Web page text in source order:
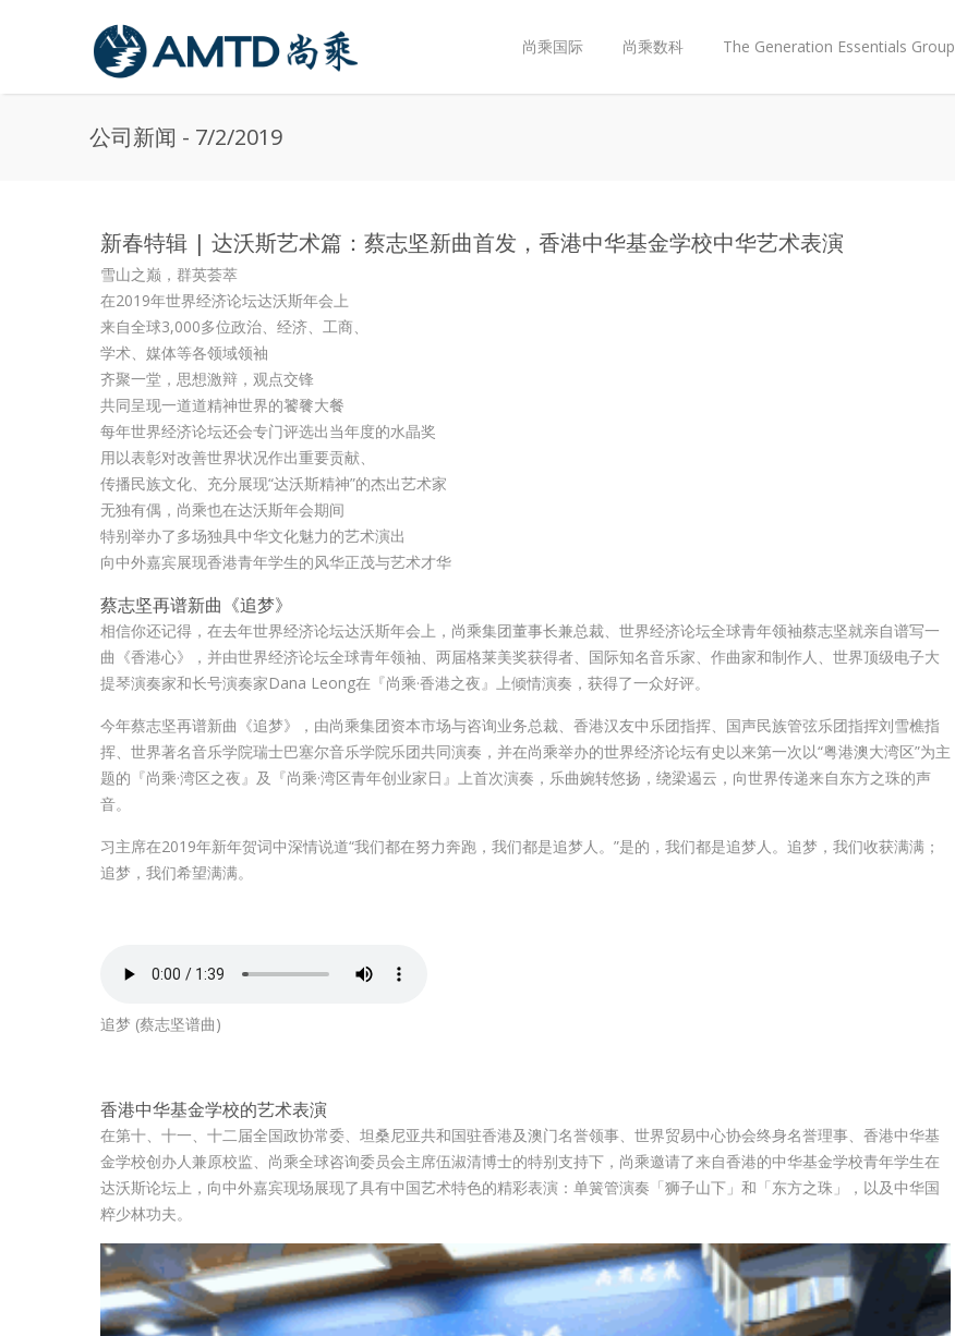
尚乘国际 尚乘数科 The Generation Essentials Group
公司新闻 - 7/2/2019
新春特辑 | 达沃斯艺术篇：蔡志坚新曲首发，香港中华基金学校中华艺术表演
雪山之巅，群英荟萃
在2019年世界经济论坛达沃斯年会上
来自全球3,000多位政治、经济、工商、
学术、媒体等各领域领袖
齐聚一堂，思想激辩，观点交锋
共同呈现一道道精神世界的饕餮大餐
每年世界经济论坛还会专门评选出当年度的水晶奖
用以表彰对改善世界状况作出重要贡献、
传播民族文化、充分展现“达沃斯精神”的杰出艺术家
无独有偶，尚乘也在达沃斯年会期间
特别举办了多场独具中华文化魅力的艺术演出
向中外嘉宾展现香港青年学生的风华正茂与艺术才华
蔡志坚再谱新曲《追梦》
相信你还记得，在去年世界经济论坛达沃斯年会上，尚乘集团董事长兼总裁、世界经济论坛全球青年领袖蔡志坚就亲自谱写一
曲《香港心》，并由世界经济论坛全球青年领袖、两届格莱美奖获得者、国际知名音乐家、作曲家和制作人、世界顶级电子大
提琴演奏家和长号演奏家Dana Leong在『尚乘·香港之夜』上倾情演奏，获得了一众好评。
今年蔡志坚再谱新曲《追梦》，由尚乘集团资本市场与咨询业务总裁、香港汉友中乐团指挥、国声民族管弦乐团指挥刘雪樵指
挥、世界著名音乐学院瑞士巴塞尔音乐学院乐团共同演奏，并在尚乘举办的世界经济论坛有史以来第一次以“粤港澳大湾区”为主
题的『尚乘·湾区之夜』及『尚乘·湾区青年创业家日』上首次演奏，乐曲婉转悠扬，绕梁遏云，向世界传递来自东方之珠的声
音。
习主席在2019年新年贺词中深情说道“我们都在努力奔跑，我们都是追梦人。”是的，我们都是追梦人。追梦，我们收获满满；
追梦，我们希望满满。
追梦 (蔡志坚谱曲)
香港中华基金学校的艺术表演
在第十、十一、十二届全国政协常委、坦桑尼亚共和国驻香港及澳门名誉领事、世界贸易中心协会终身名誉理事、香港中华基
金学校创办人兼原校监、尚乘全球咨询委员会主席伍淑清博士的特别支持下，尚乘邀请了来自香港的中华基金学校青年学生在
达沃斯论坛上，向中外嘉宾现场展现了具有中国艺术特色的精彩表演：单簧管演奏「狮子山下」和「东方之珠」，以及中华国
粹少林功夫。